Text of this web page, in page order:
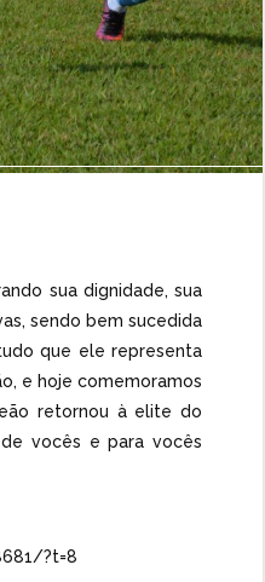
sua dignidade, sua
sendo bem sucedida
que ele representa
e hoje comemoramos
retornou à elite do
vocês e para vocês
?t=8